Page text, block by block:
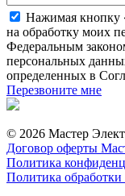
Нажимая кнопку
на обработку моих
Федеральным
персональных
определенных в
Перезвоните мне
© 2026 Мастер
Договор оферты
Политика
Политика